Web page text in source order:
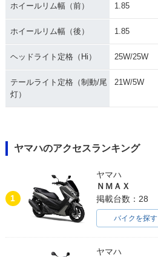
ホイールリム幅（前） 1.85
ホイールリム幅（後） 1.85
ヘッドライト定格（Hi） 25W/25W
テールライト定格（制動/尾
灯）
21W/5W
ヤマハのアクセスランキング
1
ヤマハ
ＮＭＡＸ
掲載台数：28
バイクを探す
ヤマハ